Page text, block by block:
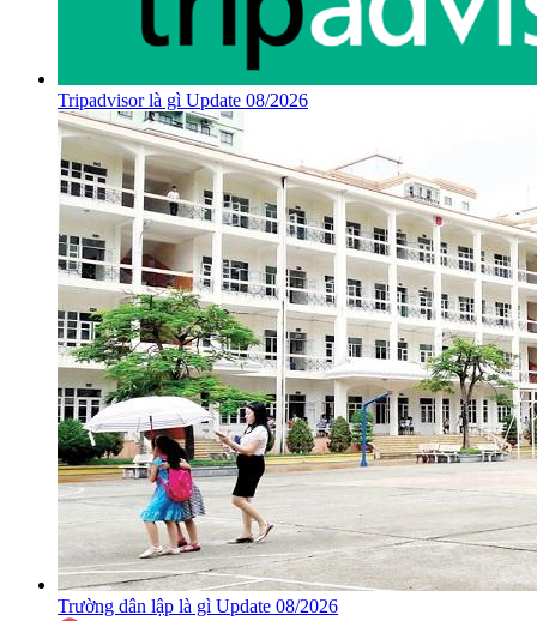
Tripadvisor là gì Update 08/2026
Trường dân lập là gì Update 08/2026